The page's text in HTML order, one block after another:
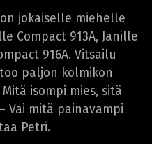
jokaiselle miehelle
Compact 913A, Janille
916A. Vitsailu
paljon kolmikon
isompi mies, sitä
Vai mitä painavampi
Petri.